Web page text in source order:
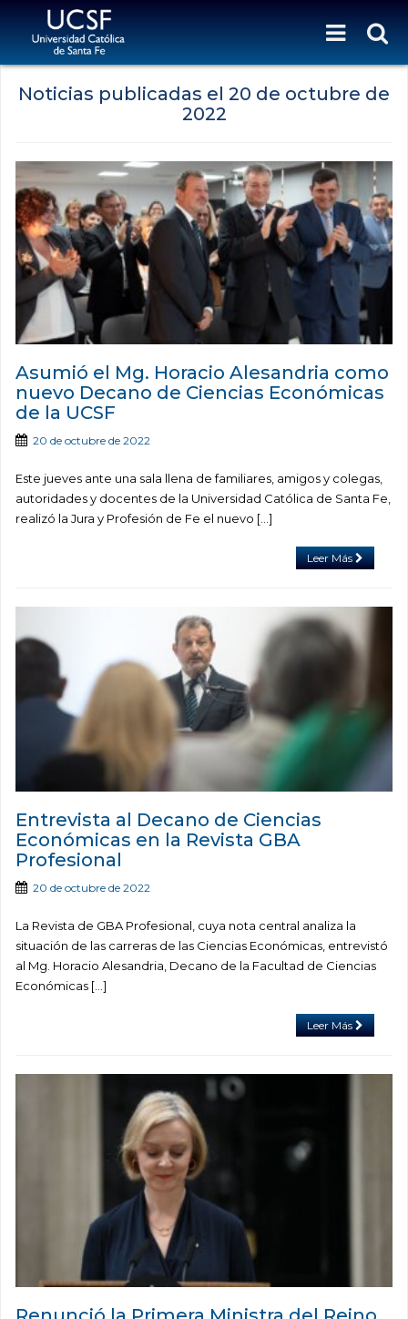
Noticias publicadas el 20 de octubre de
2022
Asumió el Mg. Horacio Alesandria como
nuevo Decano de Ciencias Económicas
de la UCSF
20 de octubre de 2022
Este jueves ante una sala llena de familiares, amigos y colegas,
autoridades y docentes de la Universidad Católica de Santa Fe,
realizó la Jura y Profesión de Fe el nuevo […]
Leer Más
Entrevista al Decano de Ciencias
Económicas en la Revista GBA
Profesional
20 de octubre de 2022
La Revista de GBA Profesional, cuya nota central analiza la
situación de las carreras de las Ciencias Económicas, entrevistó
al Mg. Horacio Alesandria, Decano de la Facultad de Ciencias
Económicas […]
Leer Más